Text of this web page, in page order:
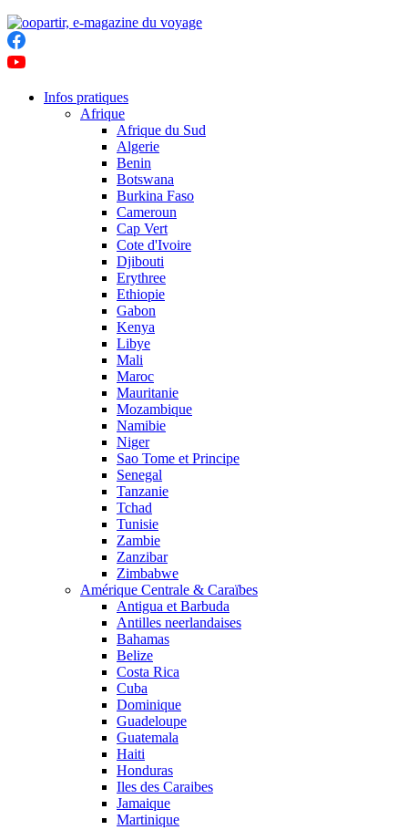
Infos pratiques
Afrique
Afrique du Sud
Algerie
Benin
Botswana
Burkina Faso
Cameroun
Cap Vert
Cote d'Ivoire
Djibouti
Erythree
Ethiopie
Gabon
Kenya
Libye
Mali
Maroc
Mauritanie
Mozambique
Namibie
Niger
Sao Tome et Principe
Senegal
Tanzanie
Tchad
Tunisie
Zambie
Zanzibar
Zimbabwe
Amérique Centrale & Caraïbes
Antigua et Barbuda
Antilles neerlandaises
Bahamas
Belize
Costa Rica
Cuba
Dominique
Guadeloupe
Guatemala
Haiti
Honduras
Iles des Caraibes
Jamaique
Martinique